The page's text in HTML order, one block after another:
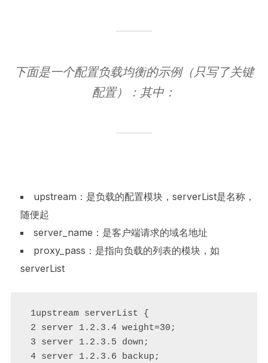
下面是一个配置负载均衡的示例（只写了关键
配置）：其中：
upstream：是负载的配置模块，serverList是名称，
随便起
server_name：是客户端请求的域名地址
proxy_pass：是指向负载的列表的模块，如
serverList
1upstream serverList {
2 server 1.2.3.4 weight=30;
3 server 1.2.3.5 down;
4 server 1.2.3.6 backup;